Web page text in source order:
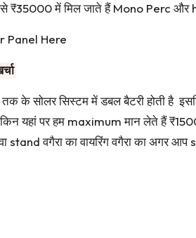
₹35000 में मिल जाते हैं Mono Perc और
Panel Here
तक के सोलर सिस्टम में डबल बैटरी होती है
यहां पर हम maximum मान लेते हैं
stand वगैरा का वायरिंग वगैरा का अगर